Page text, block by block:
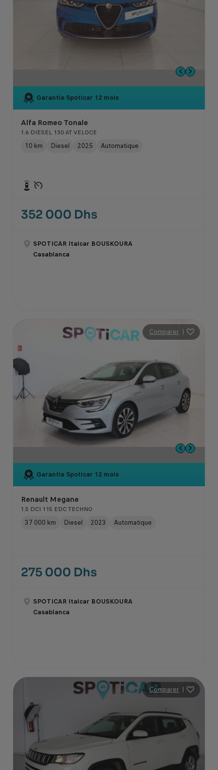
Garantie Spoticar 12 mois
Alfa Romeo Tonale
1.6 DIESEL 130 AT VELOCE
10 km Diesel 2025 Automatique
352 000 Dhs
SPOTICAR Italcar BOUSKOURA
Casablanca
Comparer |
Garantie Spoticar 12 mois
Renault Megane
1.5 DCI 115 EDC TECHNO
37 000 km Diesel 2023 Automatique
275 000 Dhs
SPOTICAR Italcar BOUSKOURA
Casablanca
Comparer |